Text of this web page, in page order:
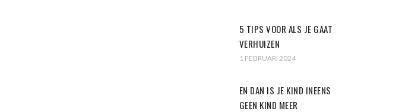
5 TIPS VOOR ALS JE GAAT
VERHUIZEN
1 FEBRUARI 2024
EN DAN IS JE KIND INEENS
GEEN KIND MEER